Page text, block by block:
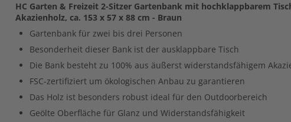
HC Garten & Freizeit 2-Sitzer Gartenbank mit hochklappbarem
Akazienholz, ca. 153 x 57 x 88 cm - Braun
Gartenbank für zwei bis drei Personen
Besonderheit dieser Bank ist der ausklappbare Tisch
Die Bank besteht zu 100% aus äußerst widerstandsfähigem
FSC-zertifiziert um ökologischen Anbau zu garantieren
Das Holz ist besonders robust ideal für den Outdoorbereich
Geölte Oberfläche für Glanz und Widerstandsfähigkeit